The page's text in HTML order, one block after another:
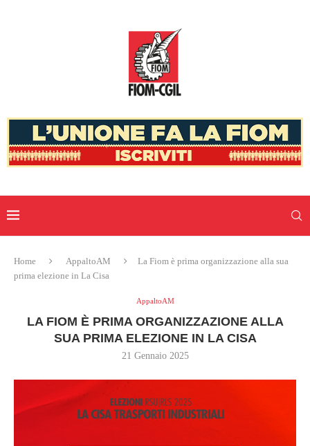
Home AppaltoAM
La Fiom è prima organizzazione alla sua
prima elezione in La Cisa
AppaltoAM
LA FIOM È PRIMA ORGANIZZAZIONE ALLA
SUA PRIMA ELEZIONE IN LA CISA
21 Gennaio 2025